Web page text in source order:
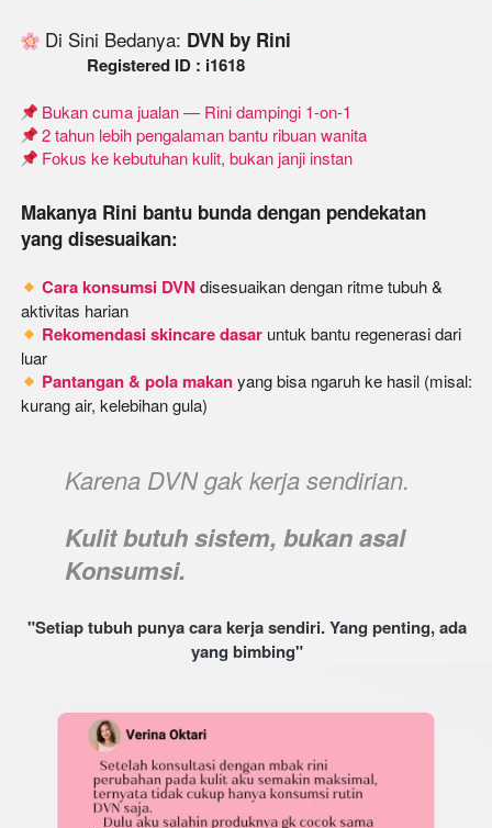
Di Sini Bedanya: DVN by Rini
               Registered ID : i1618
Bukan cuma jualan — Rini dampingi 1-on-1
2 tahun lebih pengalaman bantu ribuan wanita
Fokus ke kebutuhan kulit, bukan janji instan
Makanya Rini bantu bunda dengan pendekatan
yang disesuaikan:
Cara konsumsi DVN disesuaikan dengan ritme tubuh &
Rekomendasi skincare dasar untuk bantu regenerasi dari
Pantangan & pola makan yang bisa ngaruh ke hasil (misal:
kurang air, kelebihan gula)
Karena DVN gak kerja sendirian.
Kulit butuh sistem, bukan asal
Konsumsi.
yang bimbing"